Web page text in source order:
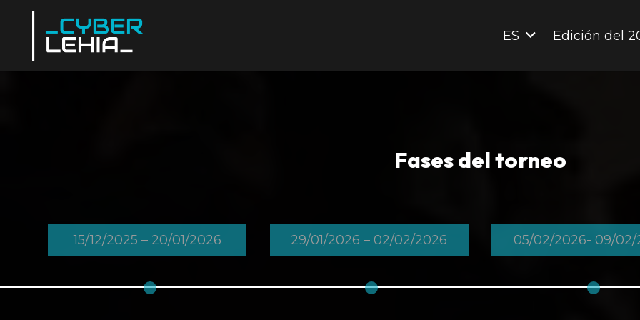
ES Edición del
Fases del torneo
15/12/2025 – 20/01/2026 29/01/2026 – 02/02/2026 05/02/2026- 09/02/